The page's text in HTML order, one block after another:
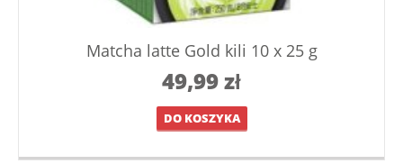
Matcha latte Gold kili 10 x 25 g
49,99zł
DO KOSZYKA